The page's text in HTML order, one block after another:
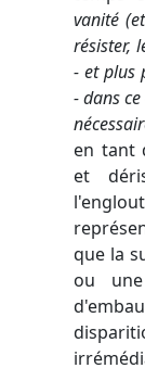
vanité
résister,
- et plus
- dans
en tant
et
que la
ou